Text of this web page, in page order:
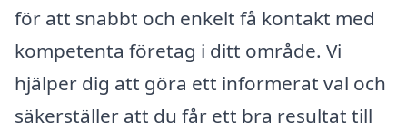
för att snabbt och enkelt få kontakt med
kompetenta företag i ditt område. Vi
hjälper dig att göra ett informerat val och
säkerställer att du får ett bra resultat till